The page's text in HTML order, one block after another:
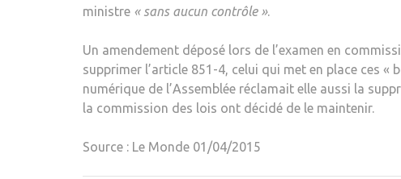
ministre « sans aucun contrôle ».
Un amendement déposé lors de l’examen en
supprimer l’article 851-4, celui qui met en place ces
numérique de l’Assemblée réclamait elle aussi la
la commission des lois ont décidé de le maintenir.
Source : Le Monde 01/04/2015